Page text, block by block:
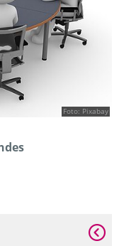
Foto: Pixabay